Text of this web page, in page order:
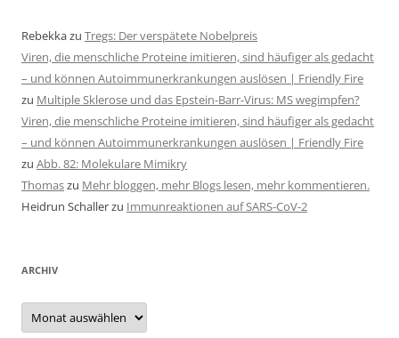
Rebekkazu Tregs: Der verspätete Nobelpreis
Viren, die menschliche Proteine imitieren, sind häufiger als gedacht
– und können Autoimmunerkrankungen auslösen | Friendly Fire
zu Multiple Sklerose und das Epstein-Barr-Virus: MS wegimpfen?
Viren, die menschliche Proteine imitieren, sind häufiger als gedacht
– und können Autoimmunerkrankungen auslösen | Friendly Fire
zu Abb. 82: Molekulare Mimikry
Thomaszu Mehr bloggen, mehr Blogs lesen, mehr kommentieren.
Heidrun Schallerzu Immunreaktionen auf SARS-CoV-2
ARCHIV
Archiv